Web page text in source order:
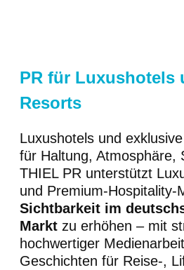
PR für Luxushotels
Resorts
Luxushotels und
für Haltung, Atmosphäre,
THIEL PR unterstützt
und Premium-Hospitality-
Sichtbarkeit im
Markt zu erhöhen – mit
hochwertiger
Geschichten für Reise-,